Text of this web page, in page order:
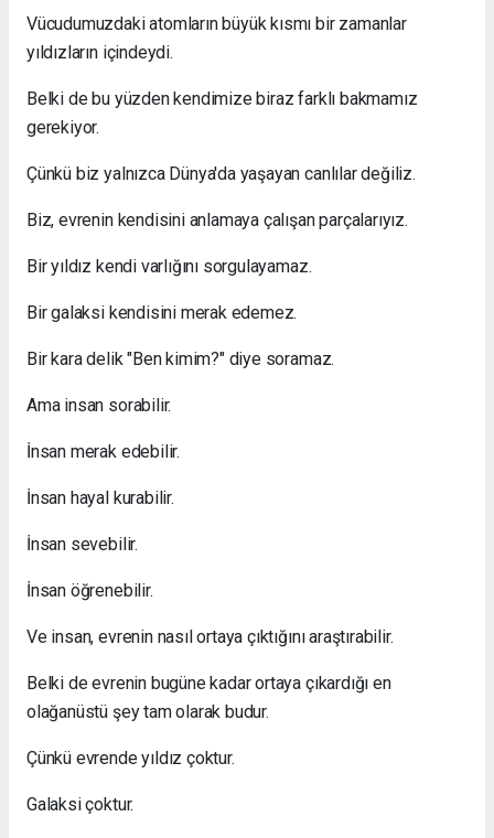
Vücudumuzdaki atomların büyük kısmı bir zamanlar
yıldızların içindeydi.
Belki de bu yüzden kendimize biraz farklı bakmamız
gerekiyor.
Çünkü biz yalnızca Dünya'da yaşayan canlılar değiliz.
Biz, evrenin kendisini anlamaya çalışan parçalarıyız.
Bir yıldız kendi varlığını sorgulayamaz.
Bir galaksi kendisini merak edemez.
Bir kara delik "Ben kimim?" diye soramaz.
Ama insan sorabilir.
İnsan merak edebilir.
İnsan hayal kurabilir.
İnsan sevebilir.
İnsan öğrenebilir.
Ve insan, evrenin nasıl ortaya çıktığını araştırabilir.
Belki de evrenin bugüne kadar ortaya çıkardığı en
olağanüstü şey tam olarak budur.
Çünkü evrende yıldız çoktur.
Galaksi çoktur.